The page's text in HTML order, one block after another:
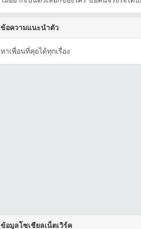
ข้อความแนะนำตัว
หาเพื่อนที่คุยได้ทุกเรื่อง
ข้อมูลโซเชียลเน็ตเวิร์ค